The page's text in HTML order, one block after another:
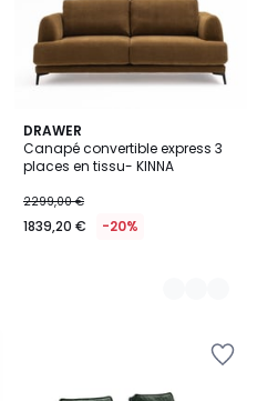
DRAWER
Canapé convertible express 3
places en tissu- KINNA
2299,00 €
1839,20 € -20%
2
Couleurs